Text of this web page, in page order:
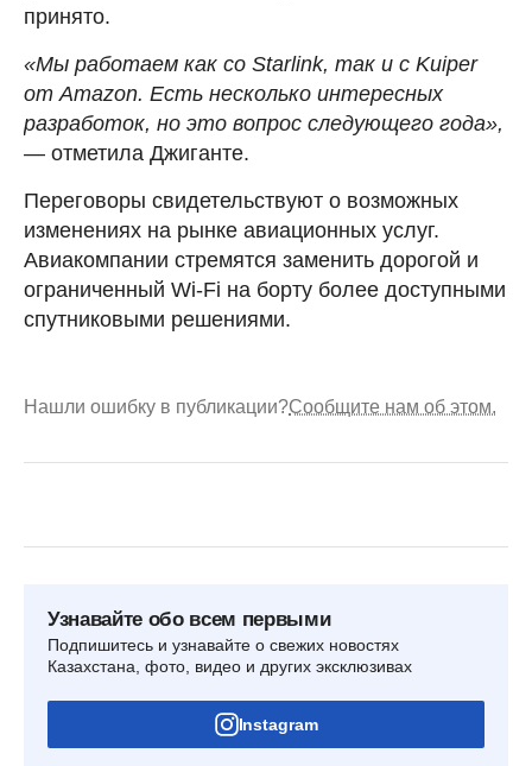
принято.
«Мы работаем как со Starlink, так и с Kuiper
от Amazon. Есть несколько интересных
разработок, но это вопрос следующего года»,
— отметила Джиганте.
Переговоры свидетельствуют о возможных
изменениях на рынке авиационных услуг.
Авиакомпании стремятся заменить дорогой и
ограниченный Wi-Fi на борту более доступными
спутниковыми решениями.
Нашли ошибку в публикации?Сообщите нам об этом.
Узнавайте обо всем первыми
Подпишитесь и узнавайте о свежих новостях
Казахстана, фото, видео и других эксклюзивах
Instagram